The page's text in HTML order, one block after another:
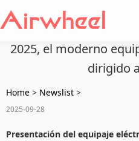
2025, el moderno
dirigido
Home > Newslist >
2025-09-28
Presentación del equipaje